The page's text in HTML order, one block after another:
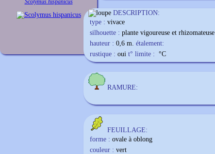
Scolymus hispanicus
DESCRIPTION:
type : vivace
silhouette : plante vigoureuse et rhizomateuse
hauteur : 0,6 m. étalement:
rustique : oui t° limite : °C
RAMURE:
FEUILLAGE:
forme : ovale à oblong
couleur : vert